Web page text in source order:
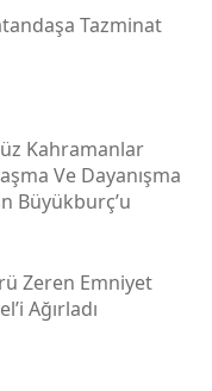
Tazminat
Kahramanlar
Ve Dayanışma
Büyükburç’u
Zeren Emniyet
Ağırladı